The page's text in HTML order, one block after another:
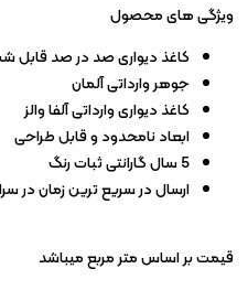
ویژگی های محصول
کاغذ دیواری صد در صد قابل
جوهر وارداتی آلمان
کاغذ دیواری وارداتی آلفا والز
ابعاد نامحدود و قابل طراحی
5 سال گارانتی ثبات رنگ
ارسال در سریع ترین زمان در
قیمت بر اساس متر مربع میباشد